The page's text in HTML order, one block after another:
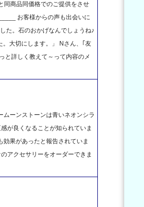
商品同価格でのご提供をさせ
お客様からの声も出会いに
た。石のおかげなんでしょうね♪
。大切にします。」 Nさん、｢友
と詳しく教えて～って内容のメ
ーンストーンは青いネオンシラ
が良くなることが知られていま
果があったと報告されていま
アクセサリーをオーダーできま